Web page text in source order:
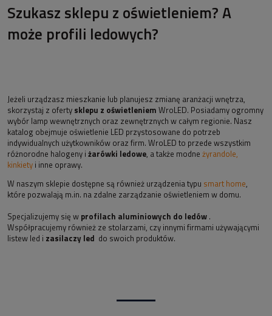
Szukasz sklepu z oświetleniem? A
może profili ledowych?
Jeżeli urządzasz mieszkanie lub planujesz zmianę aranżacji wnętrza,
skorzystaj z oferty sklepu z oświetleniem WroLED. Posiadamy ogromny
wybór lamp wewnętrznych oraz zewnętrznych w całym regionie. Nasz
katalog obejmuje oświetlenie LED przystosowane do potrzeb
indywidualnych użytkowników oraz firm. WroLED to przede wszystkim
różnorodne halogeny i żarówki ledowe, a także modne żyrandole,
kinkiety i inne oprawy.
W naszym sklepie dostępne są również urządzenia typu smart home,
które pozwalają m.in. na zdalne zarządzanie oświetleniem w domu.
Specjalizujemy się w profilach aluminiowych do ledów .
Współpracujemy również ze stolarzami, czy innymi firmami używającymi
listew led i zasilaczy led do swoich produktów.